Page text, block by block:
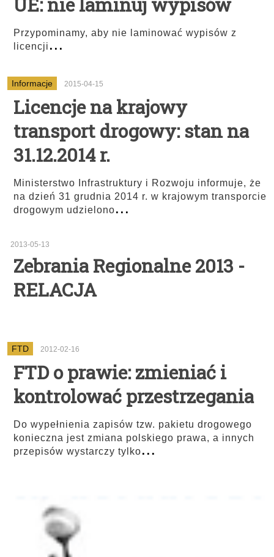
Przypominamy, aby nie laminować wypisów z
licencji...
Informacje 2015-04-15
Licencje na krajowy
transport drogowy: stan na
31.12.2014 r.
Ministerstwo Infrastruktury i Rozwoju informuje, że
na dzień 31 grudnia 2014 r. w krajowym transporcie
drogowym udzielono...
2013-05-13
Zebrania Regionalne 2013 -
RELACJA
FTD 2012-02-16
FTD o prawie: zmieniać i
kontrolować przestrzegania
Do wypełnienia zapisów tzw. pakietu drogowego
konieczna jest zmiana polskiego prawa, a innych
przepisów wystarczy tylko...